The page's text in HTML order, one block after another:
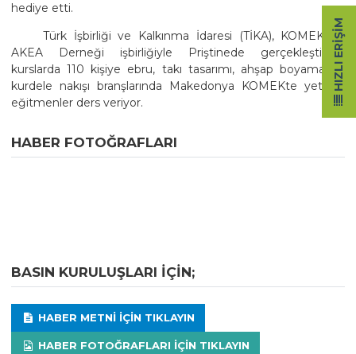
hediye etti.
Türk İşbirliği ve Kalkınma İdaresi (TİKA), KOMEK ve
AKEA Derneği işbirliğiyle Priştinede gerçekleştirilen
kurslarda 110 kişiye ebru, takı tasarımı, ahşap boyama ve
kurdele nakışı branşlarında Makedonya KOMEKte yetişen
eğitmenler ders veriyor.
HABER FOTOĞRAFLARI
BASIN KURULUŞLARI IÇIN;
HABER METNI IÇIN TIKLAYIN
HABER FOTOĞRAFLARI IÇIN TIKLAYIN
HIZLI ERIŞIM